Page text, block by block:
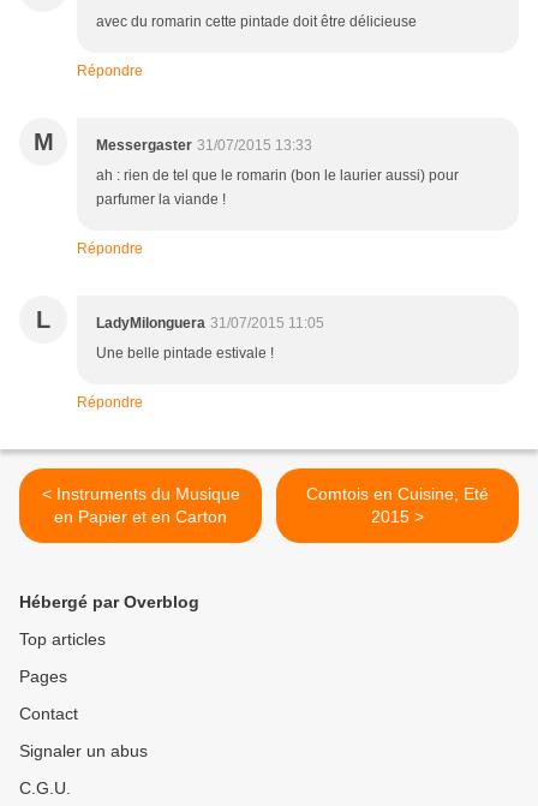
avec du romarin cette pintade doit être délicieuse
Répondre
M Messergaster 31/07/2015 13:33
ah : rien de tel que le romarin (bon le laurier aussi) pour
parfumer la viande !
Répondre
L LadyMilonguera 31/07/2015 11:05
Une belle pintade estivale !
Répondre
< Instruments du Musique
en Papier et en Carton
Comtois en Cuisine, Eté
2015 >
Hébergé par Overblog
Top articles
Pages
Contact
Signaler un abus
C.G.U.